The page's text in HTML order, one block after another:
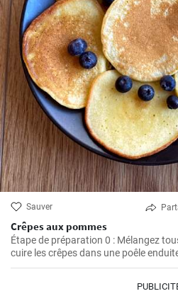
Sauver
Crêpes aux pommes
Étape de préparation 0 : Mélangez
cuire les crêpes dans une poêle